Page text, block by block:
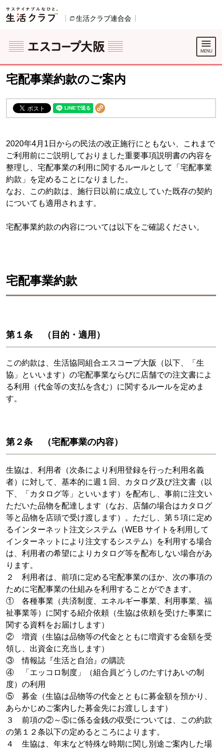
ページの先頭です。
生活クラブ連合会
ここからサイト内共通メニューです。
サイト内共通メニューをスキップする
サイト内共通メニューここまで。
宅配事業約款のご案内
2020年4月1日からの民法の改正施行にともない、これまで
ご利用前にご説明しておりました重要事項説明書の内容を
整理し、宅配事業の利用に関するルールとして「宅配事業
約款」を定めることになりました。
なお、この約款は、施行日以前に成立していた既存の契約
についても適用されます。
宅配事業約款の内容については以下をご確認ください。
宅配事業約款
第１条 （目的・適用）
この約款は、生活協同組合エスコープ大阪（以下、「生
協」といいます）の宅配事業ならびに店舗での注文書によ
る利用（代金等の支払を含む）に関するルールを定めま
す。
第２条 （宅配事業の内容）
生協は、利用者（次条により利用登録を行った利用名義
者）に対して、基本的に週１回、カタログ及び注文書（以
下、「カタログ等」といいます）を配布し、事前に注文い
ただいた品物を配達します（なお、店舗の場合はカタログ
等と品物を店頭で受け渡します）。ただし、第５項に定め
るインターネット注文システム（WEB サイトを利用して
インターネットにより注文するシステム）を利用する場合
は、利用者の希望によりカタログ等を配布しない場合があ
ります。
２ 利用者は、前項に定める宅配事業のほか、次の事項の
ために宅配事業の仕組みを利用することができます。
① 各種事業（共済制度、エネルギー事業、利用事業、福
祉事業等）に関する紹介依頼（生協は依頼を受けた事業に
関する資料をお届けします）
② 増資（生協は品物等の代金とともに増資する金額を受
領し、出資金に充当します）
③ 情報誌『生活と自治』の購読
④ 「エッコロ制度」（組合員どうしのたすけあいの制
度）の利用
⑤ 募金（生協は品物等の代金とともに募金額を預かり、
あらかじめご案内した募金先にお渡しします）
３ 前項の②～⑤に係る金銭の収受については、この約款
の第１２条以下の定めるところによります。
４ 生協は、年末など特殊な時期に関し別途ご案内した場